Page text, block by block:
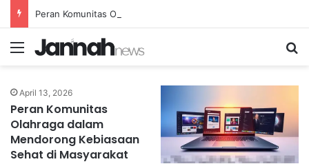
Menu
Meningkatkan Efektivitas
Penegakan Hukum Melalui
Peran Teknologi Digital
admin3d April 21, 2026
April 13, 2026
Peran Komunitas
Olahraga dalam
Mendorong Kebiasaan
Sehat di Masyarakat